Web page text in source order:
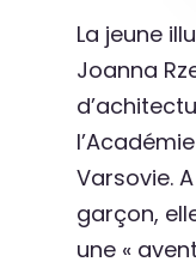
La jeune
Joanna
Varsovie.
garçon,
une «